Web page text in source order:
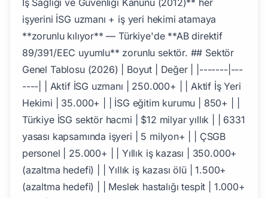
işyerini İSG uzmanı + iş yeri hekimi atamaya
**zorunlu kılıyor** — Türkiye'de **AB direktif
89/391/EEC uyumlu** zorunlu sektör. ## Sektör
Genel Tablosu (2026) | Boyut | Değer | |-------|---
----| | Aktif İSG uzmanı | 250.000+ | | Aktif İş Yeri
Hekimi | 35.000+ | | İSG eğitim kurumu | 850+ | |
Türkiye İSG sektör hacmi | $12 milyar yıllık | | 6331
yasası kapsamında işyeri | 5 milyon+ | | ÇSGB
personel | 25.000+ | | Yıllık iş kazası | 350.000+
(azaltma hedefi) | | Yıllık iş kazası ölü | 1.500+
(azaltma hedefi) | | Meslek hastalığı tespit | 1.000+